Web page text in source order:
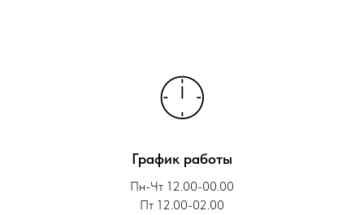
График работы
Пн-Чт 12.00-00.00
Пт 12.00-02.00